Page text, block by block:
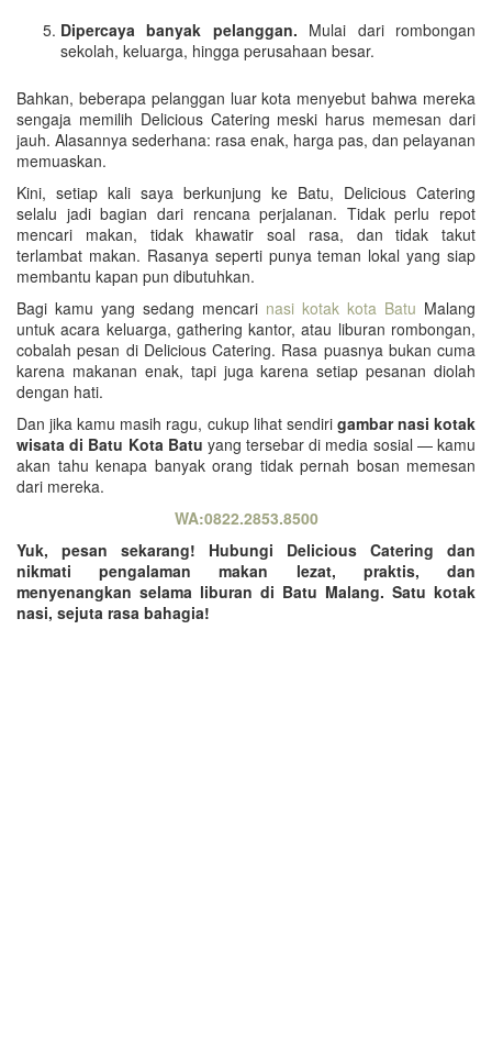
Dipercaya banyak pelanggan. Mulai dari rombongan
sekolah, keluarga, hingga perusahaan besar.
Bahkan, beberapa pelanggan luar kota menyebut bahwa mereka
sengaja memilih Delicious Catering meski harus memesan dari
jauh. Alasannya sederhana: rasa enak, harga pas, dan pelayanan
memuaskan.
Kini, setiap kali saya berkunjung ke Batu, Delicious Catering
selalu jadi bagian dari rencana perjalanan. Tidak perlu repot
mencari makan, tidak khawatir soal rasa, dan tidak takut
terlambat makan. Rasanya seperti punya teman lokal yang siap
membantu kapan pun dibutuhkan.
Bagi kamu yang sedang mencari nasi kotak kota Batu Malang
untuk acara keluarga, gathering kantor, atau liburan rombongan,
cobalah pesan di Delicious Catering. Rasa puasnya bukan cuma
karena makanan enak, tapi juga karena setiap pesanan diolah
dengan hati.
Dan jika kamu masih ragu, cukup lihat sendiri gambar nasi kotak
wisata di Batu Kota Batu yang tersebar di media sosial — kamu
akan tahu kenapa banyak orang tidak pernah bosan memesan
dari mereka.
WA:0822.2853.8500
Yuk, pesan sekarang! Hubungi Delicious Catering dan
nikmati pengalaman makan lezat, praktis, dan
menyenangkan selama liburan di Batu Malang. Satu kotak
nasi, sejuta rasa bahagia!